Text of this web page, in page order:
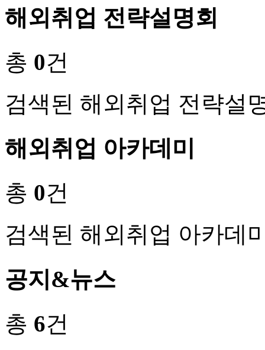
해외취업 전략설명회
총 0건
검색된 해외취업 전략설
해외취업 아카데미
총 0건
검색된 해외취업 아카데
공지&뉴스
총 6건